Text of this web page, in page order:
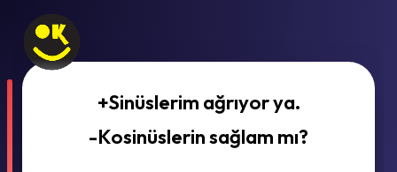
+Sinüslerim ağrıyor ya.
-Kosinüslerin sağlam mı?